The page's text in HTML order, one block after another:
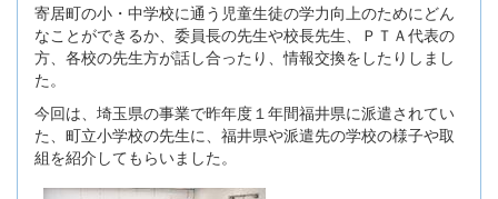
寄居町の小・中学校に通う児童生徒の学力向上のためにどん
なことができるか、委員長の先生や校長先生、ＰＴＡ代表の
方、各校の先生方が話し合ったり、情報交換をしたりしまし
た。
今回は、埼玉県の事業で昨年度１年間福井県に派遣されてい
た、町立小学校の先生に、福井県や派遣先の学校の様子や取
組を紹介してもらいました。